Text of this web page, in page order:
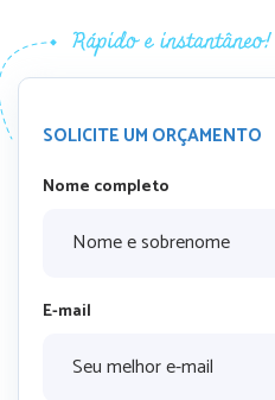
SOLICITE UM ORÇAMENTO
Nome completo
E-mail